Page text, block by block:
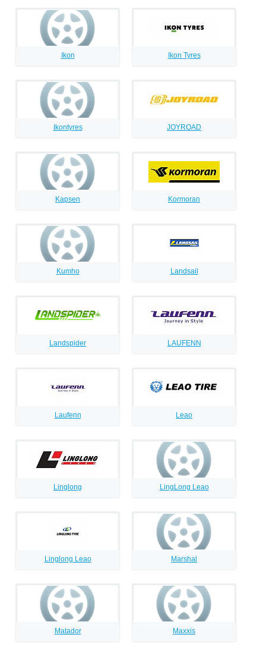
Ikon Ikon Tyres
Ikontyres JOYROAD
Kapsen Kormoran
Kumho Landsail
Landspider LAUFENN
Laufenn Leao
Linglong LingLong Leao
Linglong Leao Marshal
Matador Maxxis